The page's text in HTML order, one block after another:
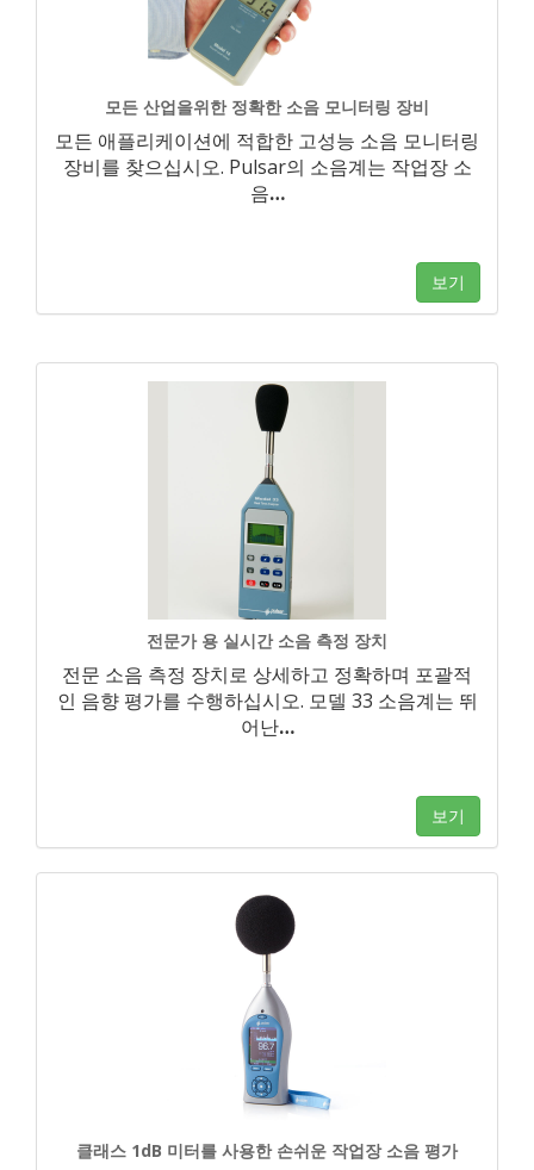
모든 산업을위한 정확한 소음 모니터링 장비
모든 애플리케이션에 적합한 고성능 소음 모니터링
장비를 찾으십시오. Pulsar의 소음계는 작업장 소
음…
보기
전문가 용 실시간 소음 측정 장치
전문 소음 측정 장치로 상세하고 정확하며 포괄적
인 음향 평가를 수행하십시오. 모델 33 소음계는 뛰
어난…
보기
클래스 1dB 미터를 사용한 손쉬운 작업장 소음 평가